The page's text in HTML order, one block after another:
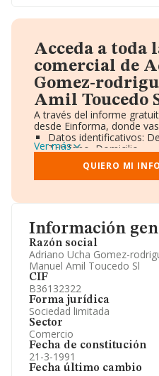
Información
Razón social
Adriano Ucha Gomez-
Manuel Amil Toucedo Sl
CIF
B36132322
Forma jurídica
Sociedad limitada
Sector
Comercio
Fecha de constitución
21-3-1991
Fecha último cambio
Acceda a
comercial de
Gomez-
Amil Toucedo
A través del informe
desde Einforma, donde
Datos identificativos:
Teléfono, Domicilio.
Informe Mercantil
Gráficos de Evolución
Consejo de
Accionistas.
Artículos de prensa
Información oficial y
Ver más
QUIERO MI